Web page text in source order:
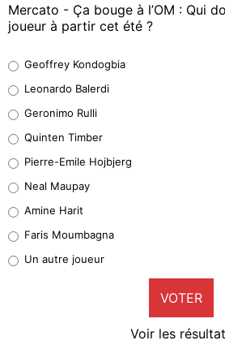
Mercato - Ça bouge à l’OM : Qui
joueur à partir cet été ?
38%
32%
4%
1%
9%
Geoffrey Kondogbia
Leonardo Balerdi
Geronimo Rulli
Quinten Timber
Pierre-Emile Hojbjerg
Neal Maupay
Amine Harit
Faris Moumbagna
Un autre joueur
VOTER
Voir les